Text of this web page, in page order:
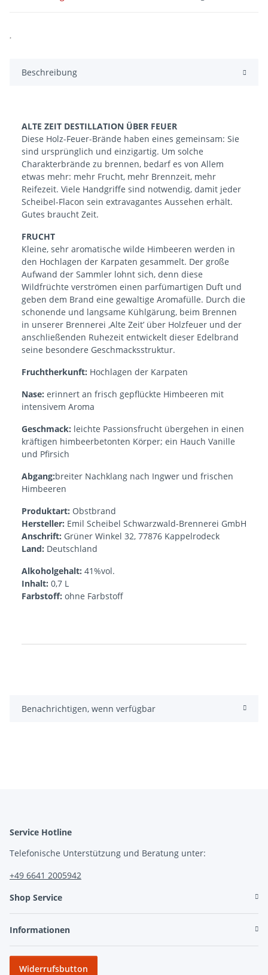
Beschreibung
ALTE ZEIT DESTILLATION ÜBER FEUER
Diese Holz-Feuer-Brände haben eines gemeinsam: Sie
sind ursprünglich und einzigartig. Um solche
Charakterbrände zu brennen, bedarf es von Allem
etwas mehr: mehr Frucht, mehr Brennzeit, mehr
Reifezeit. Viele Handgriffe sind notwendig, damit jeder
Scheibel-Flacon sein extravagantes Aussehen erhält.
Gutes braucht Zeit.
FRUCHT
Kleine, sehr aromatische wilde Himbeeren werden in
den Hochlagen der Karpaten gesammelt. Der große
Aufwand der Sammler lohnt sich, denn diese
Wildfrüchte verströmen einen parfümartigen Duft und
geben dem Brand eine gewaltige Aromafülle. Durch die
schonende und langsame Kühlgärung, beim Brennen
in unserer Brennerei ‚Alte Zeit’ über Holzfeuer und der
anschließenden Ruhezeit entwickelt dieser Edelbrand
seine besondere Geschmacksstruktur.
Fruchtherkunft: Hochlagen der Karpaten
Nase: erinnert an frisch gepflückte Himbeeren mit
intensivem Aroma
Geschmack: leichte Passionsfrucht übergehen in einen
kräftigen himbeerbetonten Körper; ein Hauch Vanille
und Pfirsich
Abgang:breiter Nachklang nach Ingwer und frischen
Himbeeren
Produktart: Obstbrand
Hersteller: Emil Scheibel Schwarzwald-Brennerei GmbH
Anschrift: Grüner Winkel 32, 77876 Kappelrodeck
Land: Deutschland
Alkoholgehalt: 41%vol.
Inhalt: 0,7 L
Farbstoff: ohne Farbstoff
Benachrichtigen, wenn verfügbar
Service Hotline
Telefonische Unterstützung und Beratung unter:
+49 6641 2005942
Shop Service
Informationen
Widerrufsbutton